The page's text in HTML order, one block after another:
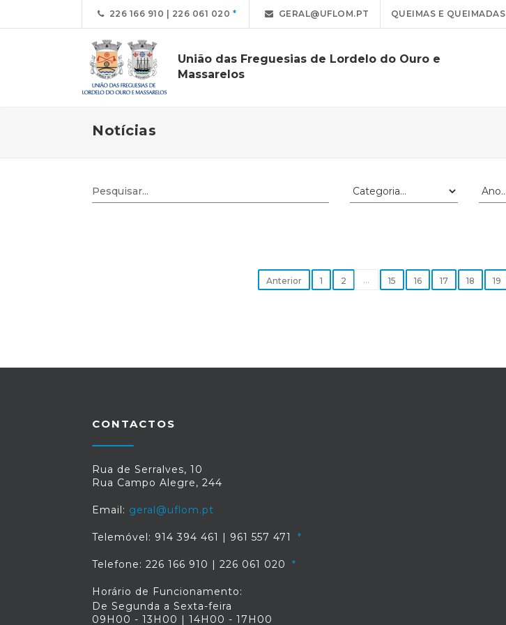
226 166 910 | 226 061 020 GERAL@UFLOM.PT QUEIMAS E QUEIMADAS
União das Freguesias de Lordelo do Ouro e
Massarelos
Notícias
Anterior 1 2 ... 15 16 17 18 19
CONTACTOS
Rua de Serralves, 10
Rua Campo Alegre, 244
Email: geral@uflom.pt
Telemóvel: 914 394 461 | 961 557 471
Telefone: 226 166 910 | 226 061 020
Horário de Funcionamento:
De Segunda a Sexta-feira
09H00 - 13H00 | 14H00 - 17H00